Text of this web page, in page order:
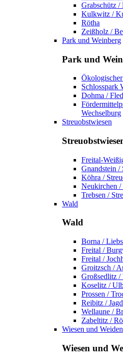
Grabschütz /
Kulkwitz /
Rötha
Zeißholz /
Park und Weinberg
Park und
Schlosspark
Dohma /
Wechselburg
Streuobstwiesen
Freital-
Gnandstein /
Köhra /
Neukirchen /
Trebsen /
Wald
Wald
Borna /
Freital /
Freital /
Groitzsch /
Großsedlitz /
Koselitz /
Prossen /
Reibitz /
Wellaune /
Zabeltitz /
Wiesen und Weiden
Wiesen und